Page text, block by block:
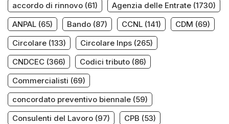
accordo di rinnovo (61) Agenzia delle Entrate (1730)
ANPAL (65) Bando (87) CCNL (141) CDM (69)
Circolare (133) Circolare Inps (265)
CNDCEC (366) Codici tributo (86)
Commercialisti (69)
concordato preventivo biennale (59)
Consulenti del Lavoro (97) CPB (53)